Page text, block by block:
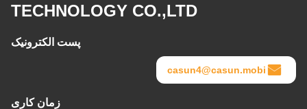
TECHNOLOGY CO.,LTD
پست الکترونیک
casun4@casun.mobi
زمان کاری